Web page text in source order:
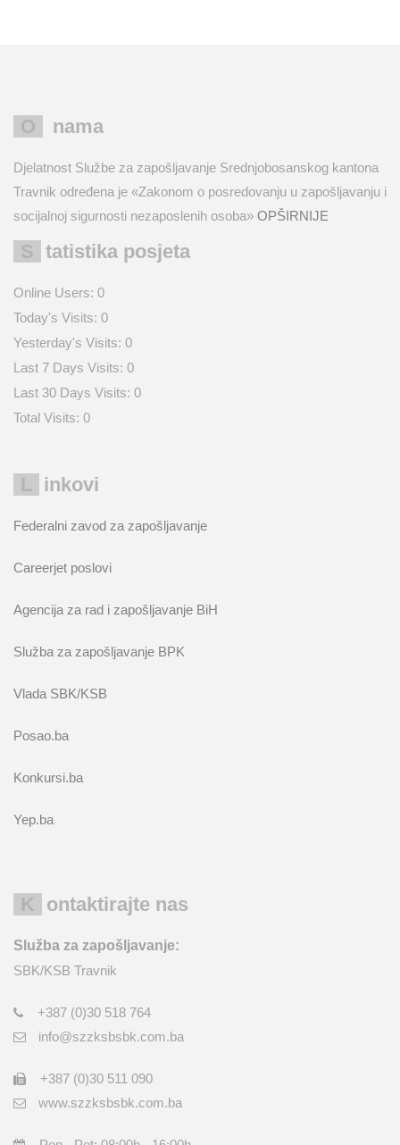
O nama
Djelatnost Službe za zapošljavanje Srednjobosanskog kantona
Travnik određena je «Zakonom o posredovanju u zapošljavanju i
socijalnoj sigurnosti nezaposlenih osoba» OPŠIRNIJE
Statistika posjeta
Online Users: 0
Today's Visits: 0
Yesterday's Visits: 0
Last 7 Days Visits: 0
Last 30 Days Visits: 0
Total Visits: 0
Linkovi
Federalni zavod za zapošljavanje
Careerjet poslovi
Agencija za rad i zapošljavanje BiH
Služba za zapošljavanje BPK
Vlada SBK/KSB
Posao.ba
Konkursi.ba
Yep.ba
Kontaktirajte nas
Služba za zapošljavanje:
SBK/KSB Travnik
+387 (0)30 518 764
info@szzksbsbk.com.ba
+387 (0)30 511 090
www.szzksbsbk.com.ba